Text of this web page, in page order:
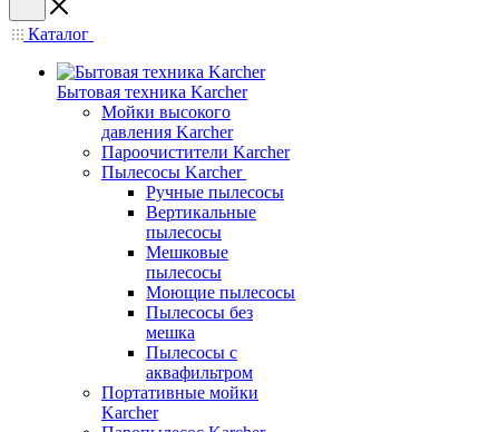
Каталог
Бытовая техника Karcher
Мойки высокого
давления Karcher
Пароочистители Karcher
Пылесосы Karcher
Ручные пылесосы
Вертикальные
пылесосы
Мешковые
пылесосы
Моющие пылесосы
Пылесосы без
мешка
Пылесосы с
аквафильтром
Портативные мойки
Karcher